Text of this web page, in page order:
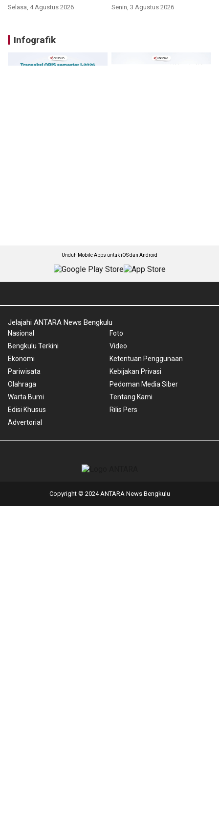
Selasa, 4 Agustus 2026 Senin, 3 Agustus 2026
Infografik
Unduh Mobile Apps untuk iOS dan Android
Jelajahi ANTARA News Bengkulu
Nasional
Bengkulu Terkini
Ekonomi
Pariwisata
Olahraga
Warta Bumi
Edisi Khusus
Advertorial
Foto
Video
Ketentuan Penggunaan
Kebijakan Privasi
Pedoman Media Siber
Tentang Kami
Rilis Pers
Copyright © 2024 ANTARA News Bengkulu